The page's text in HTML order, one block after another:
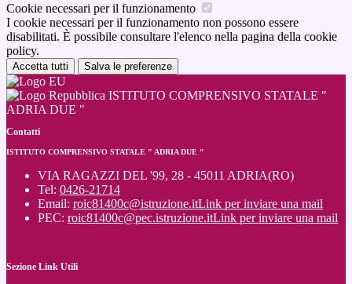
Cookie necessari per il funzionamento
I cookie necessari per il funzionamento non possono essere
disabilitati. È possibile consultare l'elenco nella pagina della cookie
policy.
Accetta tutti Salva le preferenze
ISTITUTO COMPRENSIVO STATALE "
ADRIA DUE "
Contatti
ISTITUTO COMPRENSIVO STATALE " ADRIA DUE "
VIA RAGAZZI DEL '99, 28 - 45011 ADRIA(RO)
Tel: 0426-21714
Email: roic81400c@istruzione.itLink per inviare una mail
PEC: roic81400c@pec.istruzione.itLink per inviare una mail
Sezione Link Utili